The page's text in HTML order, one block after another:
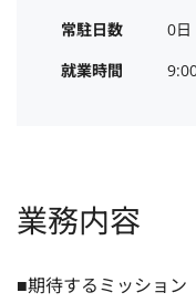
常駐日数
0日
就業時間
業務内容
■期待するミッション